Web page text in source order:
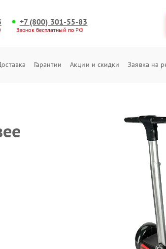
+7 (800) 301-55-83
Звонок бесплатный по РФ
Гарантии Акции и скидки Заявка на